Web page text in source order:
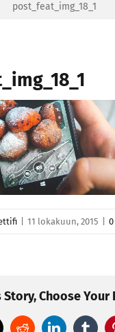
post_feat_img_18_1
11 lokakuun, 2015
Story, Choose